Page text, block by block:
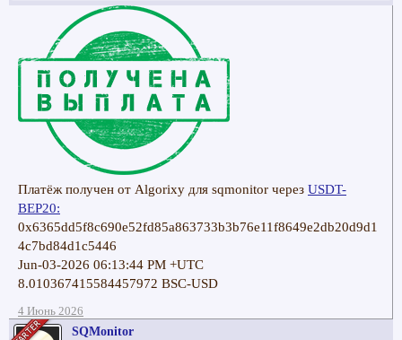
Платёж получен от Algorixy для sqmonitor через USDT-
BEP20:
0x6365dd5f8c690e52fd85a863733b3b76e11f8649e2db20d9d1
4c7bd84d1c5446
Jun-03-2026 06:13:44 PM +UTC
8.010367415584457972 BSC-USD
4 Июнь 2026
SQMonitor